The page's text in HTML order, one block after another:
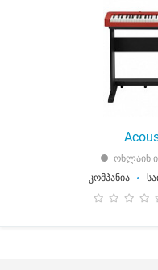
ონლაინ
კომპანია